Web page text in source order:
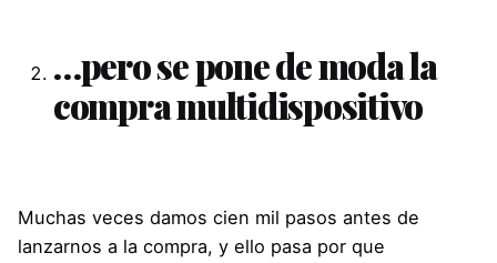
…pero se pone de moda la
compra multidispositivo
Muchas veces damos cien mil pasos antes de
lanzarnos a la compra, y ello pasa por que